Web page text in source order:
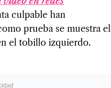
culpable han
prueba se muestra el
el tobillo izquierdo.